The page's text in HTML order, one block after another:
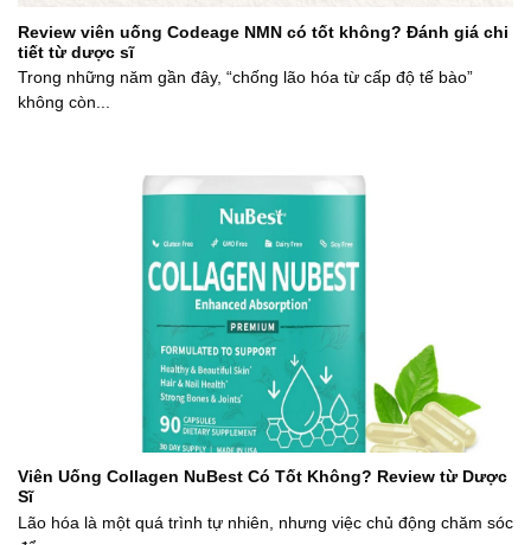
Review viên uống Codeage NMN có tốt không? Đánh giá chi
tiết từ dược sĩ
Trong những năm gần đây, “chống lão hóa từ cấp độ tế bào”
không còn...
Viên Uống Collagen NuBest Có Tốt Không? Review từ Dược
Sĩ
Lão hóa là một quá trình tự nhiên, nhưng việc chủ động chăm sóc